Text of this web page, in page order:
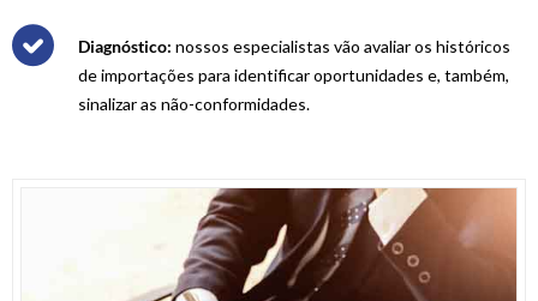
Diagnóstico: nossos especialistas vão avaliar os históricos
de importações para identificar oportunidades e, também,
sinalizar as não-conformidades.